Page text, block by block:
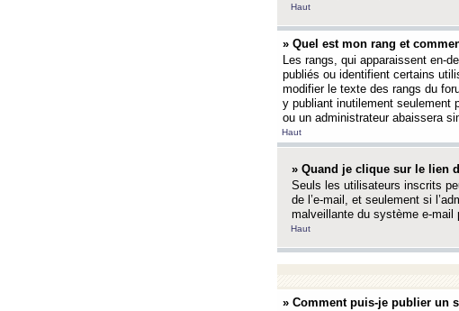
Haut
» Quel est mon rang et
Les rangs, qui apparaissent en-
publiés ou identifient certains
modifier le texte des rangs du
y publiant inutilement seulement
ou un administrateur abaissera
Haut
» Quand je clique sur le lien
Seuls les utilisateurs inscrits
de l’e-mail, et seulement si
malveillante du système e-
Haut
» Comment puis-je publier un